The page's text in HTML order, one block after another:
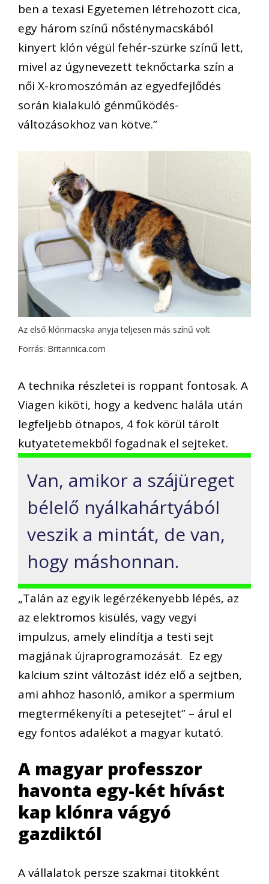
ben a texasi Egyetemen létrehozott cica,
egy három színű nősténymacskából
kinyert klón végül fehér-szürke színű lett,
mivel az úgynevezett teknőctarka szín a
női X-kromoszómán az egyedfejlődés
során kialakuló génműködés-
változásokhoz van kötve.”
Az első klónmacska anyja teljesen más színű volt
Forrás: Britannica.com
A technika részletei is roppant fontosak. A
Viagen kiköti, hogy a kedvenc halála után
legfeljebb ötnapos, 4 fok körül tárolt
kutyatetemekből fogadnak el sejteket.
Van, amikor a szájüreget
bélelő nyálkahártyából
veszik a mintát, de van,
hogy máshonnan.
„Talán az egyik legérzékenyebb lépés, az
az elektromos kisülés, vagy vegyi
impulzus, amely elindítja a testi sejt
magjának újraprogramozását. Ez egy
kalcium szint változást idéz elő a sejtben,
ami ahhoz hasonló, amikor a spermium
megtermékenyíti a petesejtet” – árul el
egy fontos adalékot a magyar kutató.
A magyar professzor
havonta egy-két hívást
kap klónra vágyó
gazdiktól
A vállalatok persze szakmai titokként